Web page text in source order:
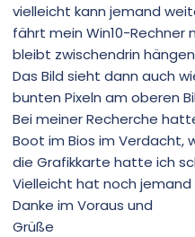
vielleicht kann jemand
fährt mein Win10-Rechner
bleibt zwischendrin
Das Bild sieht dann auch
bunten Pixeln am oberen
Bei meiner Recherche
Boot im Bios im Verdacht,
die Grafikkarte hatte ich
Vielleicht hat noch jemand
Danke im Voraus und
Grüße